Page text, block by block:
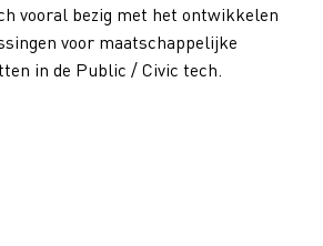
vooral bezig met het ontwikkelen
voor maatschappelijke
in de Public / Civic tech.